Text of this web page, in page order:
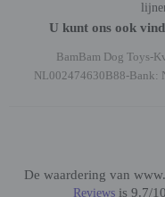
U kunt ons ook
BamBam Dog Toys-
NL002474630B88-Bank:
De waardering van
Reviews is 9.7/